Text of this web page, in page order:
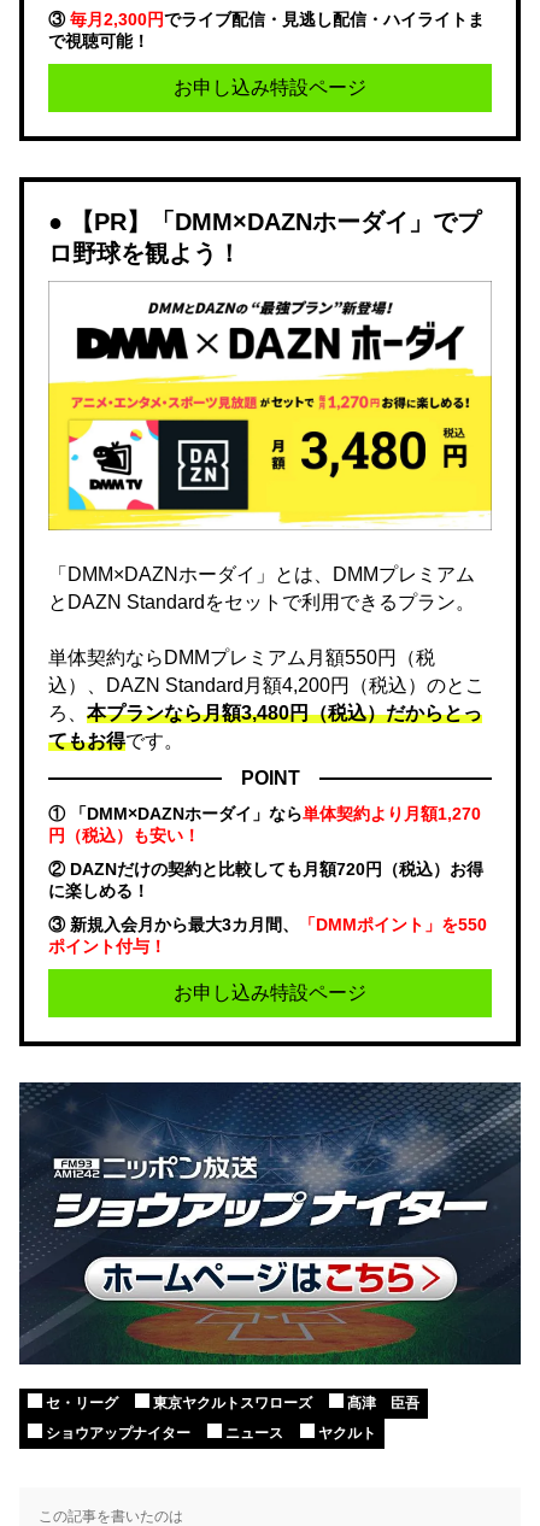
③毎月2,300円でライブ配信・見逃し配信・ハイライトま
で視聴可能！
お申し込み特設ページ
【PR】「DMM×DAZNホーダイ」でプ
ロ野球を観よう！
「DMM×DAZNホーダイ」とは、DMMプレミアム
とDAZN Standardをセットで利用できるプラン。
単体契約ならDMMプレミアム月額550円（税
込）、DAZN Standard月額4,200円（税込）のとこ
ろ、 本プランなら月額3,480円（税込）だからとっ
てもお得です。
POINT
① 「DMM×DAZNホーダイ」なら単体契約より月額1,270
円（税込）も安い！
② DAZNだけの契約と比較しても月額720円（税込）お得
に楽しめる！
③ 新規入会月から最大3カ月間、
「DMMポイント」を550
ポイント付与！
お申し込み特設ページ
セ・リーグ 東京ヤクルトスワローズ
髙津 臣吾
ショウアップナイター
ニュース ヤクルト
この記事を書いたのは